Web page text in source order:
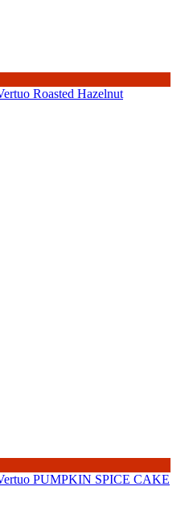
Roasted Hazelnut
PUMPKIN SPICE CAKE